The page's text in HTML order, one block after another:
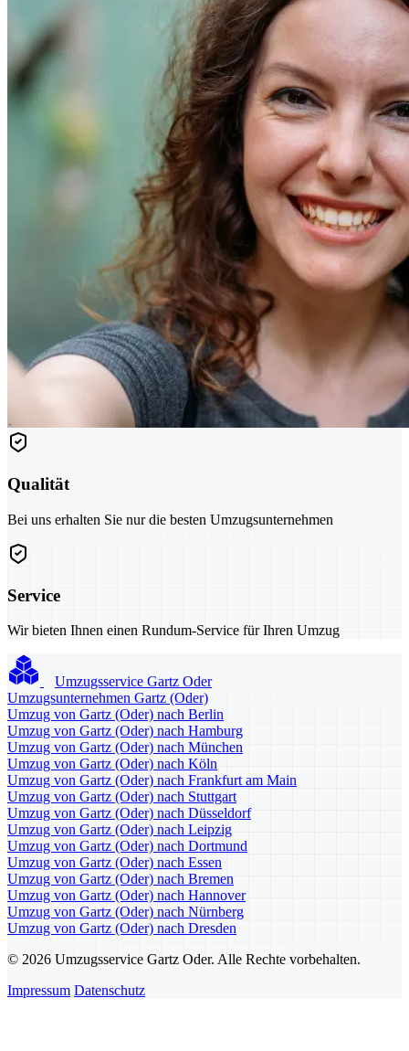
Qualität
Bei uns erhalten Sie nur die besten Umzugsunternehmen
Service
Wir bieten Ihnen einen Rundum-Service für Ihren Umzug
Umzugsservice Gartz Oder
Umzugsunternehmen Gartz (Oder)
Umzug von Gartz (Oder) nach Berlin
Umzug von Gartz (Oder) nach Hamburg
Umzug von Gartz (Oder) nach München
Umzug von Gartz (Oder) nach Köln
Umzug von Gartz (Oder) nach Frankfurt am Main
Umzug von Gartz (Oder) nach Stuttgart
Umzug von Gartz (Oder) nach Düsseldorf
Umzug von Gartz (Oder) nach Leipzig
Umzug von Gartz (Oder) nach Dortmund
Umzug von Gartz (Oder) nach Essen
Umzug von Gartz (Oder) nach Bremen
Umzug von Gartz (Oder) nach Hannover
Umzug von Gartz (Oder) nach Nürnberg
Umzug von Gartz (Oder) nach Dresden
© 2026 Umzugsservice Gartz Oder. Alle Rechte vorbehalten.
Impressum Datenschutz